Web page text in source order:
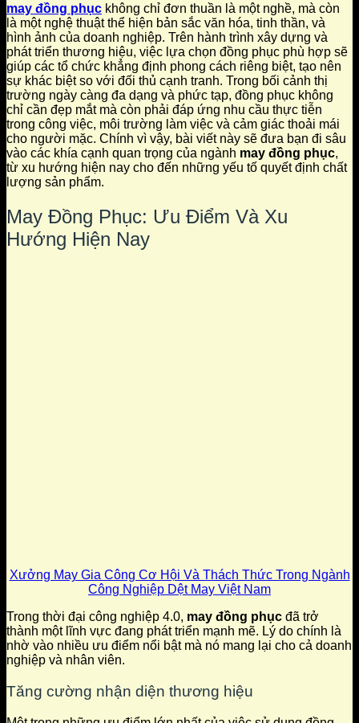
may đồng phục không chỉ đơn thuần là một nghề, mà còn
là một nghệ thuật thể hiện bản sắc văn hóa, tinh thần, và
hình ảnh của doanh nghiệp. Trên hành trình xây dựng và
phát triển thương hiệu, việc lựa chọn đồng phục phù hợp sẽ
giúp các tổ chức khẳng định phong cách riêng biệt, tạo nên
sự khác biệt so với đối thủ cạnh tranh. Trong bối cảnh thị
trường ngày càng đa dạng và phức tạp, đồng phục không
chỉ cần đẹp mắt mà còn phải đáp ứng nhu cầu thực tiễn
trong công việc, môi trường làm việc và cảm giác thoải mái
cho người mặc. Chính vì vậy, bài viết này sẽ đưa bạn đi sâu
vào các khía cạnh quan trọng của ngành may đồng phục,
từ xu hướng hiện nay cho đến những yếu tố quyết định chất
lượng sản phẩm.
May Đồng Phục: Ưu Điểm Và Xu
Hướng Hiện Nay
Xưởng May Gia Công Cơ Hội Và Thách Thức Trong Ngành
Công Nghiệp Dệt May Việt Nam
Trong thời đại công nghiệp 4.0, may đồng phục đã trở
thành một lĩnh vực đang phát triển mạnh mẽ. Lý do chính là
nhờ vào nhiều ưu điểm nổi bật mà nó mang lại cho cả doanh
nghiệp và nhân viên.
Tăng cường nhận diện thương hiệu